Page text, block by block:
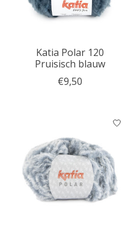
Katia Polar 120
Pruisisch blauw
€9,50